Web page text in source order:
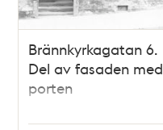
Brännkyrkagatan 6.
Del av fasaden med
porten